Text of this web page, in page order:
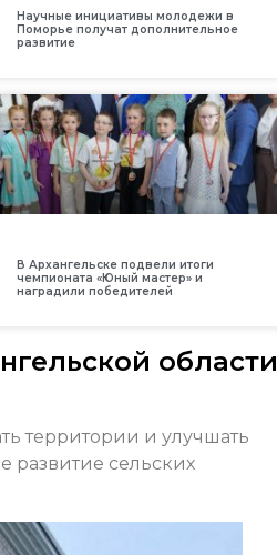
Научные инициативы молодежи в
Поморье получат дополнительное
развитие
В Архангельске подвели итоги
чемпионата «Юный мастер» и
наградили победителей
области
территории и улучшать
развитие сельских